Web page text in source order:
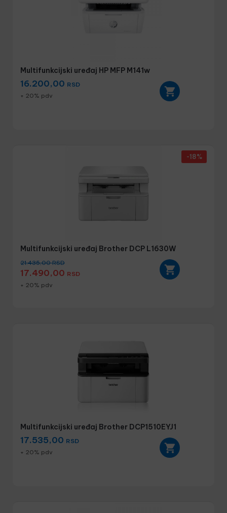
Multifunkcijski uređaj HP MFP M141w
16.200,00 RSD
+ 20% pdv
Multifunkcijski uređaj Brother DCP L1630W
21.435,00RSD
17.490,00 RSD
-18%
+ 20% pdv
Multifunkcijski uređaj Brother DCP1510EYJ1
17.535,00 RSD
+ 20% pdv